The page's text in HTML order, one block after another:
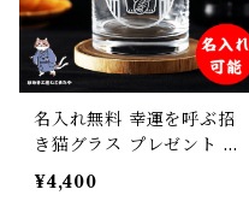
名入れ無料 幸運を呼ぶ招
き猫グラス プレゼント ギ
フト 記念日 誕生日 母の日
父の日 クリスマス
¥4,400